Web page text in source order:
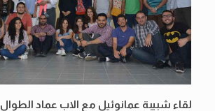
لقاء شبيبة عمانوئيل مع الاب عماد الطوال